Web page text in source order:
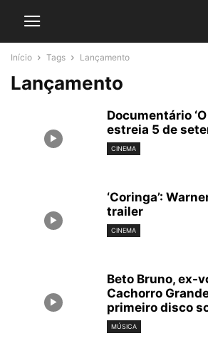
Início Tags Lançamento
Lançamento
Documentário
estreia 5 de
CINEMA
‘Coringa’:
trailer
CINEMA
Beto Bruno, ex-
Cachorro
primeiro disco
MÚSICA